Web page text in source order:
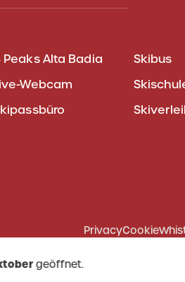
geöffnet.
Peaks Alta Badia
Webcam
Skibus
PrivacyCookie